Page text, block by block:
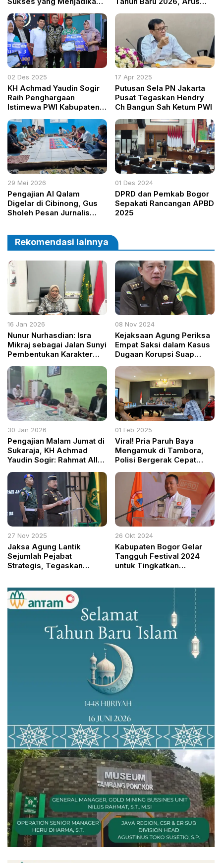
Bisnis
02 Des 2025
KH Achmad Yaudin Sogir
Raih Penghargaan
Istimewa PWI Kabupaten
Legislator Dekat Jurnalis,
Aktivis, dan Birokrat
17 Apr 2025
Putusan Sela PN Jakarta
Pusat Tegaskan Hendry
Ch Bangun Sah Ketum PWI
29 Mei 2026
Pengajian Al Qalam
Digelar di Cibinong, Gus
Sholeh Pesan Jurnalis
01 Des 2024
DPRD dan Pemkab Bogor
Sepakati Rancangan APBD
2025
Rekomendasi lainnya
16 Jan 2026
Nunur Nurhasdian: Isra
Mikraj sebagai Jalan Sunyi
Pembentukan Karakter
08 Nov 2024
Kejaksaan Agung Periksa
Empat Saksi dalam Kasus
Dugaan Korupsi Suap
Ronald Tannur
30 Jan 2026
Pengajian Malam Jumat di
Sukaraja, KH Achmad
Yaudin Sogir: Rahmat Allah
Terus Berbuat Baik
01 Feb 2025
Viral! Pria Paruh Baya
Mengamuk di Tambora,
Polisi Bergerak Cepat
27 Nov 2025
Jaksa Agung Lantik
Sejumlah Pejabat
Strategis, Tegaskan
26 Okt 2024
Kabupaten Bogor Gelar
Tangguh Festival 2024
untuk Tingkatkan